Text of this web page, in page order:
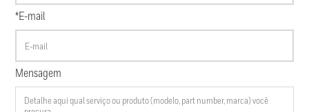
*E-mail
Mensagem